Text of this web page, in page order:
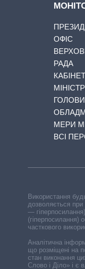
ОФІС
РАДА
КАБІНЕТ
ГОЛОВИ
МЕРИ
ВСІ
Використання
дозволяється при
—
(гіперпосилання)
часткового
Аналітична
що розміщені на
стан виконання
Слово і Діло» і є